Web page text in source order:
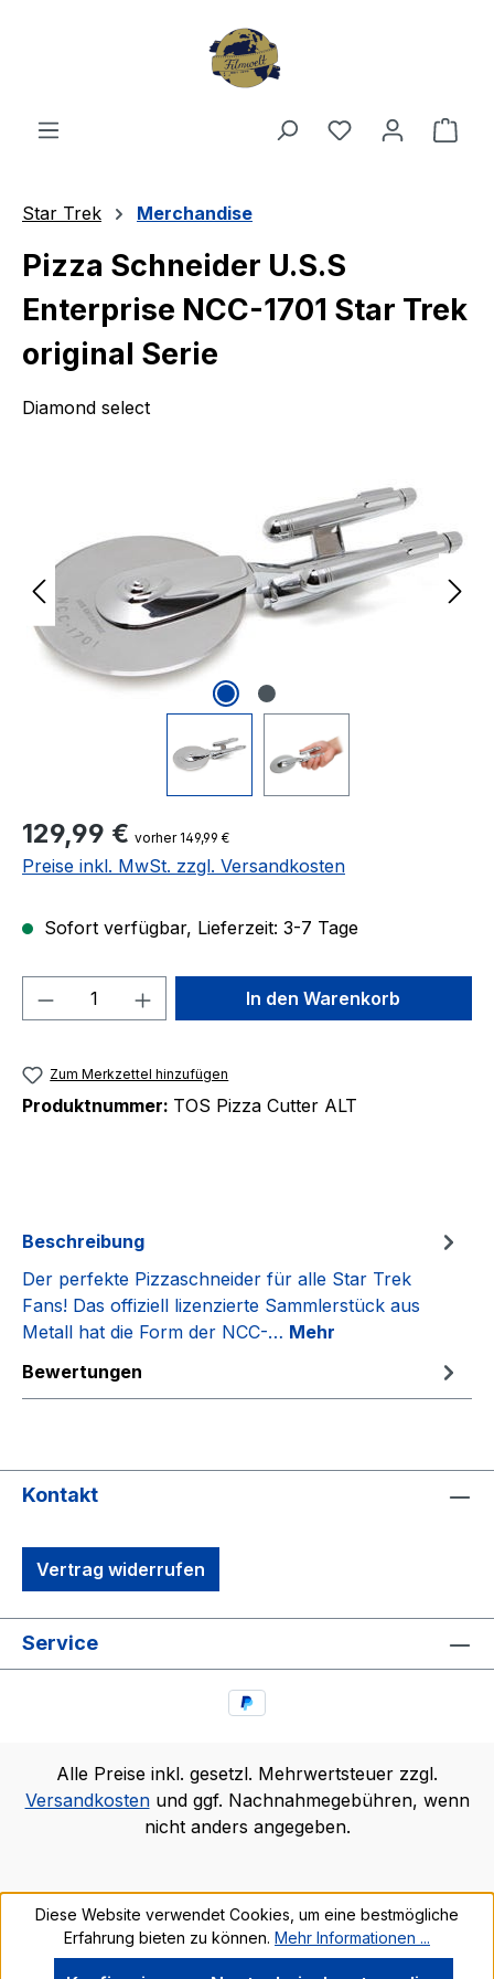
Du hast 0
Star Trek Merchandise
Pizza Schneider U.S.S
Enterprise NCC-1701 Star Trek
original Serie
Diamond select
Regulärer Preis:
129,99 € vorher 149,99 €
Preise inkl. MwSt. zzgl. Versandkosten
Sofort verfügbar, Lieferzeit: 3-7 Tage
Produkt Anzahl: Gib denIn den Warenkorb
Zum Merkzettel hinzufügen
Produktnummer: TOS Pizza Cutter ALT
Beschreibung
Der perfekte Pizzaschneider für alle Star Trek
Fans! Das offiziell lizenzierte Sammlerstück aus
Metall hat die Form der NCC-… Mehr
Bewertungen
Kontakt
Vertrag widerrufen
Service
Alle Preise inkl. gesetzl. Mehrwertsteuer zzgl.
Versandkostenund ggf. Nachnahmegebühren, wenn
nicht anders angegeben.
Diese Website verwendet Cookies, um eine bestmögliche
Erfahrung bieten zu können. Mehr Informationen ...